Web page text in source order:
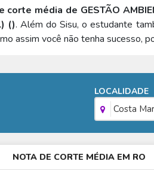
corte média de GESTÃO
(). Além do Sisu, o estudante
assim você não tenha sucesso,
LOCALIDADE
Costa
NOTA DE CORTE MÉDIA EM RO